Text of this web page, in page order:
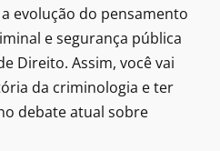
evolução do pensamento
e segurança pública
Direito. Assim, você vai
da criminologia e ter
debate atual sobre